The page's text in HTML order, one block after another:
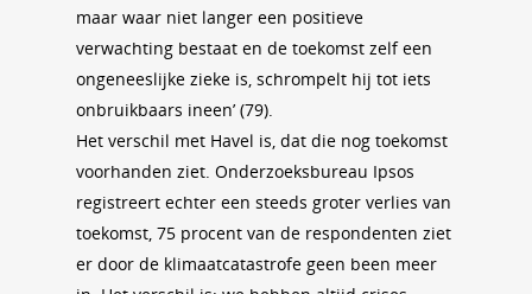
maar waar niet langer een positieve
verwachting bestaat en de toekomst zelf een
ongeneeslijke zieke is, schrompelt hij tot iets
onbruikbaars ineen’ (79).
Het verschil met Havel is, dat die nog toekomst
voorhanden ziet. Onderzoeksbureau Ipsos
registreert echter een steeds groter verlies van
toekomst, 75 procent van de respondenten ziet
er door de klimaatcatastrofe geen been meer